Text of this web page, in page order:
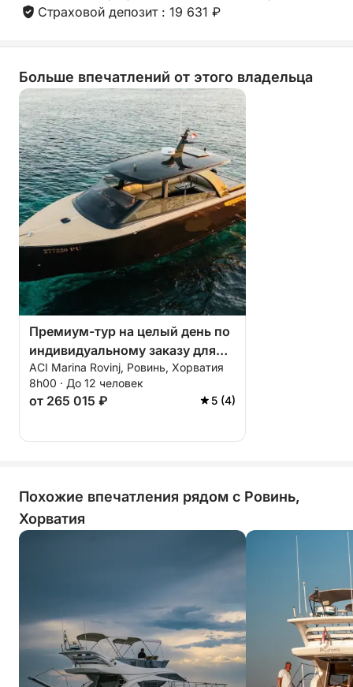
Страховой депозит : 19 631 ₽
Больше впечатлений от этого владельца
Премиум-тур на целый день по
индивидуальному заказу для
группы до 12 человек на
скоростном катере, все
включено, включая услуги
ACI Marina Rovinj, Ровинь, Хорватия
8h00 · До 12 человек
от 265 015 ₽ 5 (4)
Похожие впечатления рядом с Ровинь,
Хорватия